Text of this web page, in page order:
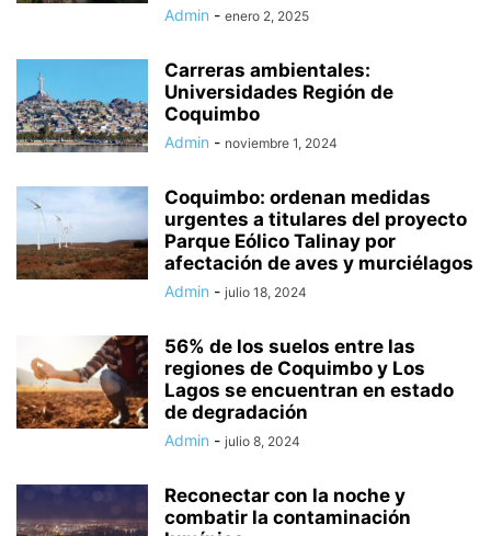
Admin - enero 2, 2025
Carreras ambientales:
Universidades Región de
Coquimbo
Admin - noviembre 1, 2024
Coquimbo: ordenan medidas
urgentes a titulares del proyecto
Parque Eólico Talinay por
afectación de aves y murciélagos
Admin - julio 18, 2024
56% de los suelos entre las
regiones de Coquimbo y Los
Lagos se encuentran en estado
de degradación
Admin - julio 8, 2024
Reconectar con la noche y
combatir la contaminación